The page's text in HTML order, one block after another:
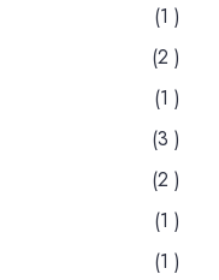
(1 )
(2 )
(1 )
(3 )
(2 )
(1 )
(1 )